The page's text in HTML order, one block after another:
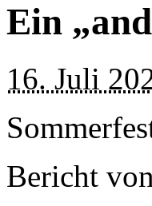
Ein
16. Juli
Bericht